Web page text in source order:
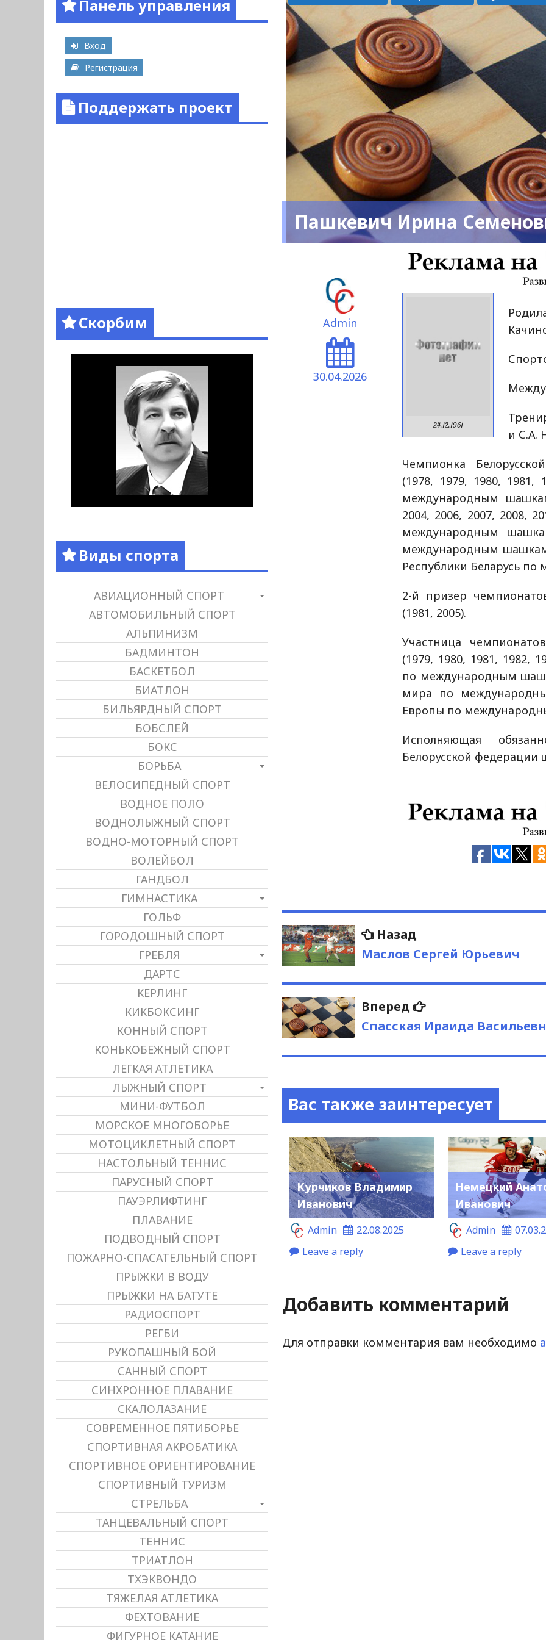
Пашкевич Ирина
Admin
30.04.2026
24.12.1961
и С.А.
Чемпионка
(1978, 1979, 1980, 1981,
международным
2004, 2006, 2007, 2008,
международным
международным шашкам
Республики Беларусь
2-й призер
(1981, 2005).
Участница
(1979, 1980, 1981, 1982,
по международным
мира по
Европы по
Исполняющая
Белорусской
Навигация
по
записям
Назад
запись:
Маслов Сергей Юрьевич
Вперед
Следующая
запись:
Спасская Ираида
Вас также заинтересует
Курчиков Владимир
Иванович
Admin
22.08.2025
Leave a reply
Немецкий
Иванович
Admin
Leave a reply
Добавить комментарий
Для отправки комментария вам необходимо
Панель управления
Вход
Регистрация
Поддержать проект
Скорбим
Виды спорта
АВИАЦИОННЫЙ СПОРТ
АВТОМОБИЛЬНЫЙ СПОРТ
АЛЬПИНИЗМ
БАДМИНТОН
БАСКЕТБОЛ
БИАТЛОН
БИЛЬЯРДНЫЙ СПОРТ
БОБСЛЕЙ
БОКС
БОРЬБА
ВЕЛОСИПЕДНЫЙ СПОРТ
ВОДНОЕ ПОЛО
ВОДНОЛЫЖНЫЙ СПОРТ
ВОДНО-МОТОРНЫЙ СПОРТ
ВОЛЕЙБОЛ
ГАНДБОЛ
ГИМНАСТИКА
ГОЛЬФ
ГОРОДОШНЫЙ СПОРТ
ГРЕБЛЯ
ДАРТС
КЕРЛИНГ
КИКБОКСИНГ
КОННЫЙ СПОРТ
КОНЬКОБЕЖНЫЙ СПОРТ
ЛЕГКАЯ АТЛЕТИКА
ЛЫЖНЫЙ СПОРТ
МИНИ-ФУТБОЛ
МОРСКОЕ МНОГОБОРЬЕ
МОТОЦИКЛЕТНЫЙ СПОРТ
НАСТОЛЬНЫЙ ТЕННИС
ПАРУСНЫЙ СПОРТ
ПАУЭРЛИФТИНГ
ПЛАВАНИЕ
ПОДВОДНЫЙ СПОРТ
ПОЖАРНО-СПАСАТЕЛЬНЫЙ СПОРТ
ПРЫЖКИ В ВОДУ
ПРЫЖКИ НА БАТУТЕ
РАДИОСПОРТ
РЕГБИ
РУКОПАШНЫЙ БОЙ
САННЫЙ СПОРТ
СИНХРОННОЕ ПЛАВАНИЕ
СКАЛОЛАЗАНИЕ
СОВРЕМЕННОЕ ПЯТИБОРЬЕ
СПОРТИВНАЯ АКРОБАТИКА
СПОРТИВНОЕ ОРИЕНТИРОВАНИЕ
СПОРТИВНЫЙ ТУРИЗМ
СТРЕЛЬБА
ТАНЦЕВАЛЬНЫЙ СПОРТ
ТЕННИС
ТРИАТЛОН
ТХЭКВОНДО
ТЯЖЕЛАЯ АТЛЕТИКА
ФЕХТОВАНИЕ
ФИГУРНОЕ КАТАНИЕ